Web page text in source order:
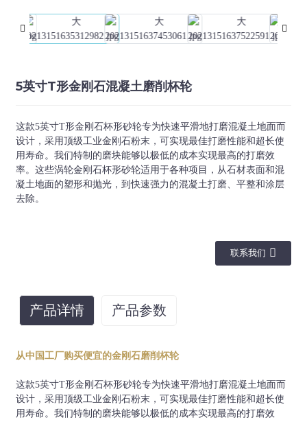
5英寸T形金刚石混凝土磨削杯轮
这款5英寸T形金刚石杯形砂轮专为快速平滑地打磨混凝土地面而
设计，采用顶级工业金刚石粉末，可实现最佳打磨性能和超长使
用寿命。我们特制的磨块能够以极低的成本实现最高的打磨效
率。这些涡轮金刚石杯形砂轮适用于各种项目，从石材表面和混
凝土地面的塑形和抛光，到快速强力的混凝土打磨、平整和涂层
去除。
联系我们
产品详情 产品参数
从中国工厂购买便宜的金刚石磨削杯轮
这款5英寸T形金刚石杯形砂轮专为快速平滑地打磨混凝土地面而
设计，采用顶级工业金刚石粉末，可实现最佳打磨性能和超长使
用寿命。我们特制的磨块能够以极低的成本实现最高的打磨效
寸
30/40#、
36#、50/60#
等。
5/8"-11等
软、中、硬